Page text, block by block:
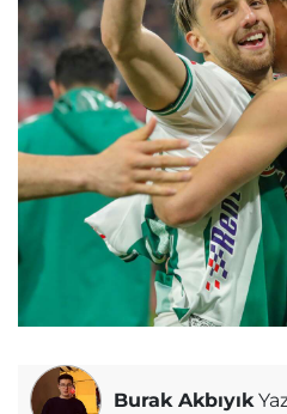
Burak Akbıyık